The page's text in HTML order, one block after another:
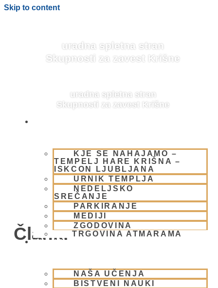
Skip to content
uradna spletna stran
Skupnosti za zavest Krišne
uradna spletna stran
Skupnosti za zavest Krišne
KJE SE NAHAJAMO –
TEMPELJ HARE KRIŠNA –
ISKCON LJUBLJANA
URNIK TEMPLJA
NEDELJSKO
SREČANJE
PARKIRANJE
MEDIJI
ZGODOVINA
TRGOVINA ATMARAMA
BHAKTI JOGA
NAŠA UČENJA
BISTVENI NAUKI
BLOG
Članki